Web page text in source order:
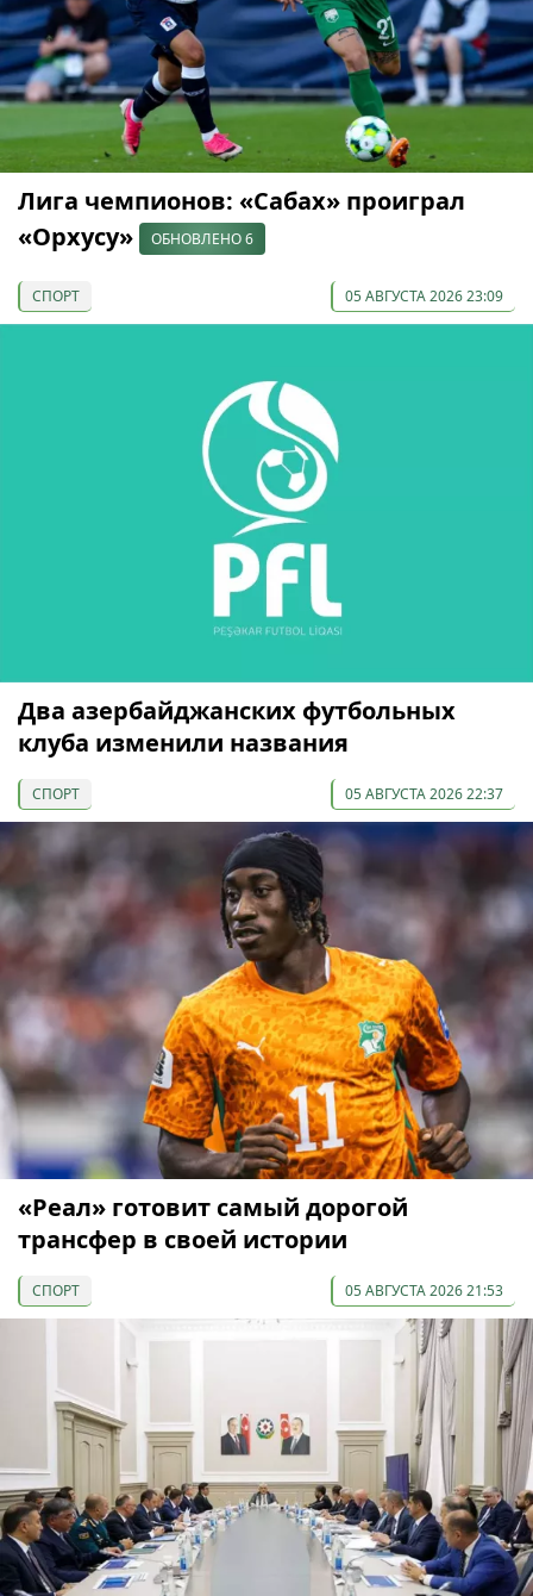
Лига чемпионов: «Сабах» проиграл
«Орхусу»
ОБНОВЛЕНО 6
СПОРТ 05 АВГУСТА 2026 23:09
Два азербайджанских футбольных
клуба изменили названия
СПОРТ 05 АВГУСТА 2026 22:37
«Реал» готовит самый дорогой
трансфер в своей истории
СПОРТ 05 АВГУСТА 2026 21:53